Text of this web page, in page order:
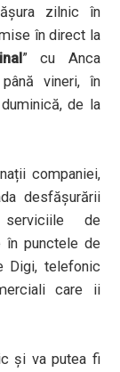
zilnic în
în direct la
” cu Anca
vineri, în
de la
companiei,
desfășurării
de
în punctele de
Digi, telefonic
care ii
și va putea fi